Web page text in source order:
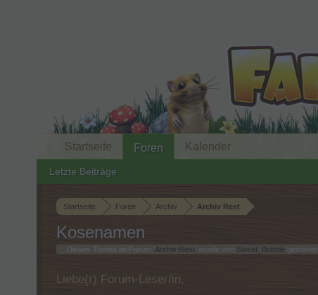
Startseite Foren Archiv Archiv Rest
Kosenamen
Dieses Thema im Forum ' Archiv Rest ' wurde von Sweet_Bubble gestartet,
Liebe(r) Forum-Leser/in,
Startseite Foren
Letzte Beiträge
Kalender